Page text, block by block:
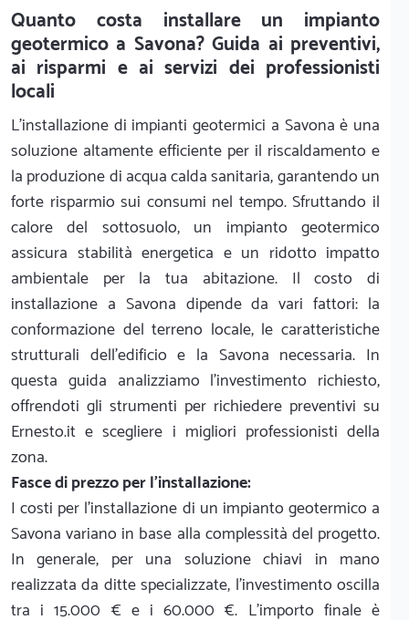
Quanto costa installare un impianto
geotermico a Savona? Guida ai preventivi,
ai risparmi e ai servizi dei professionisti
locali
L'installazione di impianti geotermici a Savona è una
soluzione altamente efficiente per il riscaldamento e
la produzione di acqua calda sanitaria, garantendo un
forte risparmio sui consumi nel tempo. Sfruttando il
calore del sottosuolo, un impianto geotermico
assicura stabilità energetica e un ridotto impatto
ambientale per la tua abitazione. Il costo di
installazione a Savona dipende da vari fattori: la
conformazione del terreno locale, le caratteristiche
strutturali dell'edificio e la Savona necessaria. In
questa guida analizziamo l'investimento richiesto,
offrendoti gli strumenti per richiedere preventivi su
Ernesto.it e scegliere i migliori professionisti della
zona.
Fasce di prezzo per l'installazione:
I costi per l'installazione di un impianto geotermico a
Savona variano in base alla complessità del progetto.
In generale, per una soluzione chiavi in mano
realizzata da ditte specializzate, l'investimento oscilla
tra i 15.000 € e i 60.000 €. L'importo finale è